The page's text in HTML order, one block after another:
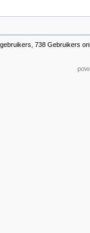
738 Gebruikers